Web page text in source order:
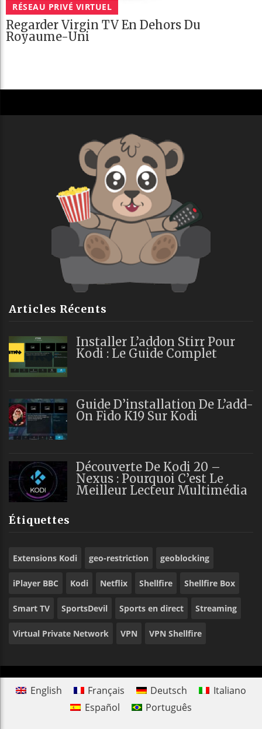
RÉSEAU PRIVÉ VIRTUEL
Regarder Virgin TV En Dehors Du
Royaume-Uni
Articles Récents
Installer L’addon Stirr Pour
Kodi : Le Guide Complet
Guide D’installation De L’add-
On Fido K19 Sur Kodi
Découverte De Kodi 20 –
Nexus : Pourquoi C’est Le
Meilleur Lecteur Multimédia
Étiquettes
Extensions Kodi geo-restriction geoblocking
iPlayer BBC Kodi Netflix Shellfire Shellfire Box
Smart TV SportsDevil Sports en direct Streaming
Virtual Private Network VPN VPN Shellfire
English Français Deutsch
Italiano
Español
Português